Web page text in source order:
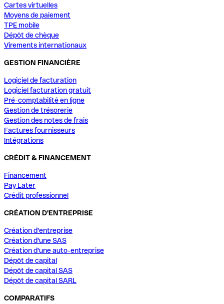
Cartes virtuelles
Moyens de paiement
TPE mobile
Dépôt de chèque
Virements internationaux
GESTION FINANCIÈRE
Logiciel de facturation
Logiciel facturation gratuit
Pré-comptabilité en ligne
Gestion de trésorerie
Gestion des notes de frais
Factures fournisseurs
Intégrations
CRÈDIT & FINANCEMENT
Financement
Pay Later
Crédit professionnel
CRÉATION D'ENTREPRISE
Création d'entreprise
Création d'une SAS
Création d'une auto-entreprise
Dépôt de capital
Dépôt de capital SAS
Dépôt de capital SARL
COMPARATIFS